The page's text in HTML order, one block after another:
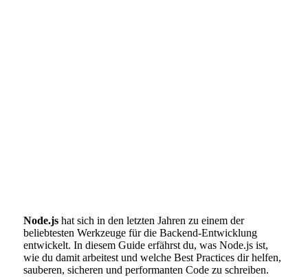
Node.jshat sich in den letzten Jahren zu einem der
beliebtesten Werkzeuge für die Backend-Entwicklung
entwickelt. In diesem Guide erfährst du, was Node.js ist,
wie du damit arbeitest und welche Best Practices dir helfen,
sauberen, sicheren und performanten Code zu schreiben.